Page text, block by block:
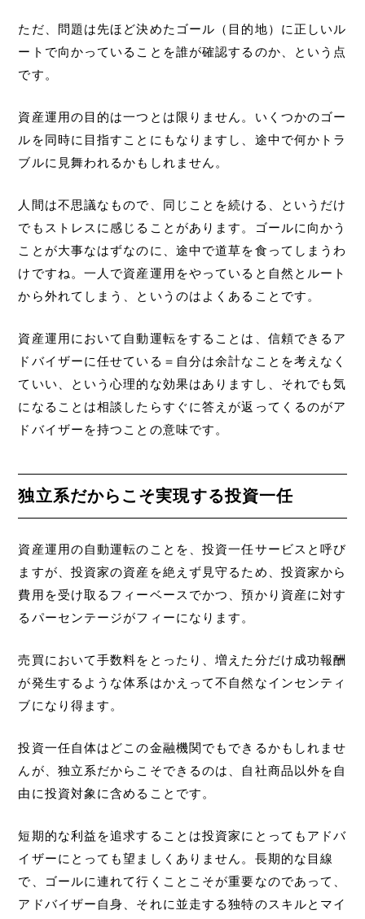
ただ、問題は先ほど決めたゴール（目的地）に正しいル
ートで向かっていることを誰が確認するのか、という点
です。
資産運用の目的は一つとは限りません。いくつかのゴー
ルを同時に目指すことにもなりますし、途中で何かトラ
ブルに見舞われるかもしれません。
人間は不思議なもので、同じことを続ける、というだけ
でもストレスに感じることがあります。ゴールに向かう
ことが大事なはずなのに、途中で道草を食ってしまうわ
けですね。一人で資産運用をやっていると自然とルート
から外れてしまう、というのはよくあることです。
資産運用において自動運転をすることは、信頼できるア
ドバイザーに任せている＝自分は余計なことを考えなく
ていい、という心理的な効果はありますし、それでも気
になることは相談したらすぐに答えが返ってくるのがア
ドバイザーを持つことの意味です。
独立系だからこそ実現する投資一任
資産運用の自動運転のことを、投資一任サービスと呼び
ますが、投資家の資産を絶えず見守るため、投資家から
費用を受け取るフィーベースでかつ、預かり資産に対す
るパーセンテージがフィーになります。
売買において手数料をとったり、増えた分だけ成功報酬
が発生するような体系はかえって不自然なインセンティ
ブになり得ます。
投資一任自体はどこの金融機関でもできるかもしれませ
んが、独立系だからこそできるのは、自社商品以外を自
由に投資対象に含めることです。
短期的な利益を追求することは投資家にとってもアドバ
イザーにとっても望ましくありません。長期的な目線
で、ゴールに連れて行くことこそが重要なのであって、
アドバイザー自身、それに並走する独特のスキルとマイ